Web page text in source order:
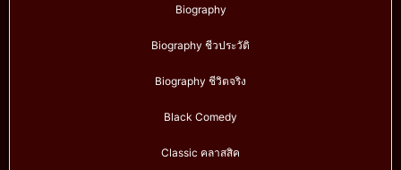
Biography
Biography ชีวประวัติ
Biography ชีวิตจริง
Black Comedy
Classic คลาสสิค